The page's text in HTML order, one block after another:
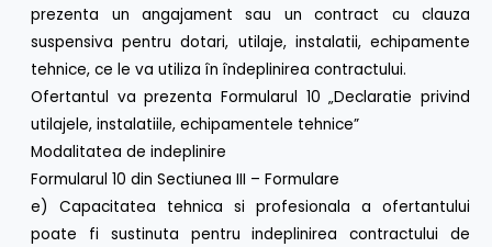
prezenta un angajament sau un contract cu clauza
suspensiva pentru dotari, utilaje, instalatii, echipamente
tehnice, ce le va utiliza în îndeplinirea contractului.
Ofertantul va prezenta Formularul 10 „Declaratie privind
utilajele, instalatiile, echipamentele tehnice”
Modalitatea de indeplinire
Formularul 10 din Sectiunea III – Formulare
e) Capacitatea tehnica si profesionala a ofertantului
poate fi sustinuta pentru indeplinirea contractului de